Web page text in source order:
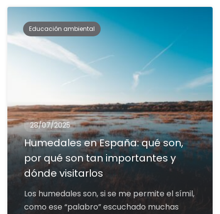
Educación ambiental
28/07/2025
Humedales en España: qué son,
por qué son tan importantes y
dónde visitarlos
Los humedales son, si se me permite el símil,
como ese “palabro” escuchado muchas